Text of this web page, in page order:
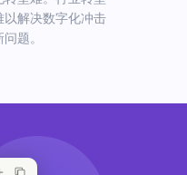
解决数字化冲击
题。